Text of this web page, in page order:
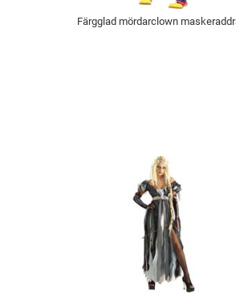
Färgglad mördarclown